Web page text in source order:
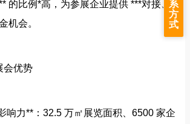
的比例*高，为参展企业提供 ***对接、
机会。
会优势
响力**：32.5 万㎡展览面积、6500 家企
系
方
式